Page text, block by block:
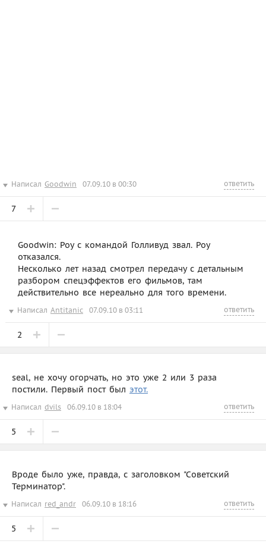
Написал Goodwin 07.09.10 в 00:30 ответить
7
Goodwin: Роу с командой Голливуд звал. Роу
отказался.
Несколько лет назад смотрел передачу с детальным
разбором спецэффектов его фильмов, там
действительно все нереально для того времени.
Написал Antitanic 07.09.10 в 03:11 ответить
2
seal, не хочу огорчать, но это уже 2 или 3 раза
постили. Первый пост был этот.
Написал dvils 06.09.10 в 18:04 ответить
5
Вроде было уже, правда, с заголовком "Советский
Терминатор".
Написал red_andr 06.09.10 в 18:16 ответить
5